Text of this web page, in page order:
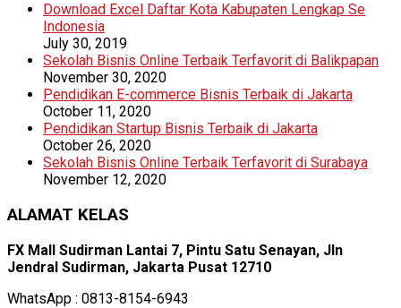
Download Excel Daftar Kota Kabupaten Lengkap Se
Indonesia
July 30, 2019
Sekolah Bisnis Online Terbaik Terfavorit di Balikpapan
November 30, 2020
Pendidikan E-commerce Bisnis Terbaik di Jakarta
October 11, 2020
Pendidikan Startup Bisnis Terbaik di Jakarta
October 26, 2020
Sekolah Bisnis Online Terbaik Terfavorit di Surabaya
November 12, 2020
ALAMAT KELAS
FX Mall Sudirman Lantai 7, Pintu Satu Senayan, Jln
Jendral Sudirman, Jakarta Pusat 12710
WhatsApp : 0813-8154-6943